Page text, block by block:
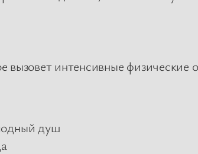
вызовет интенсивные
душ